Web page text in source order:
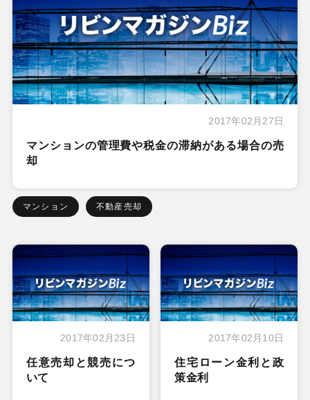
2017年02月27日
マンションの管理費や税金の滞納がある場合の売
却
マンション 不動産売却
2017年02月23日
任意売却と競売につ
いて
2017年02月10日
住宅ローン金利と政
策金利